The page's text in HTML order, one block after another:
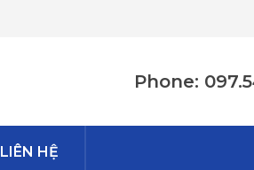
Phone:
LIÊN HỆ